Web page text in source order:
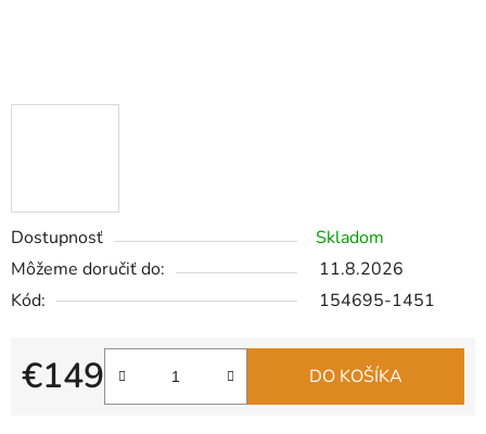
Dostupnosť
Skladom
Môžeme doručiť do:
11.8.2026
Kód:
154695-1451
€149
Jednotková cena:
DO KOŠÍKA